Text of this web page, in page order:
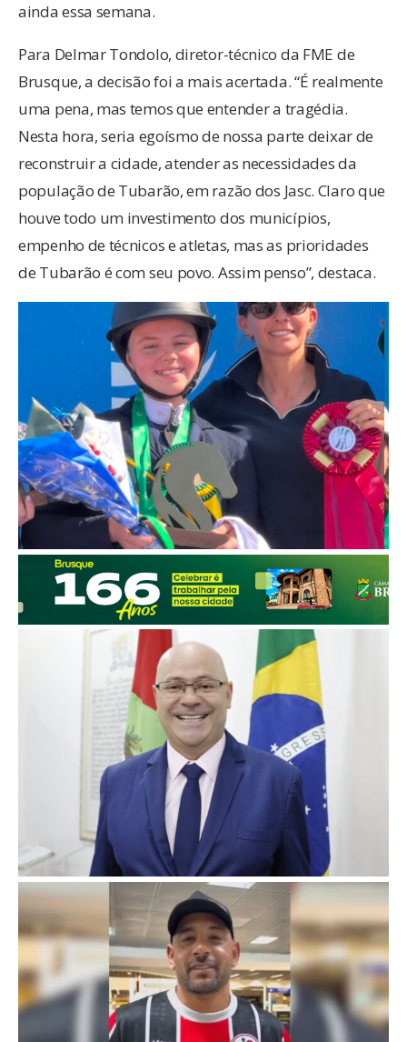
ainda essa semana.
Para Delmar Tondolo, diretor-técnico da FME de
Brusque, a decisão foi a mais acertada. “É realmente
uma pena, mas temos que entender a tragédia.
Nesta hora, seria egoísmo de nossa parte deixar de
reconstruir a cidade, atender as necessidades da
população de Tubarão, em razão dos Jasc. Claro que
houve todo um investimento dos municípios,
empenho de técnicos e atletas, mas as prioridades
de Tubarão é com seu povo. Assim penso”, destaca.